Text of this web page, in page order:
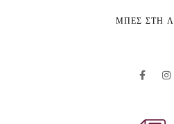
ΜΠΕΣ ΣΤΗ